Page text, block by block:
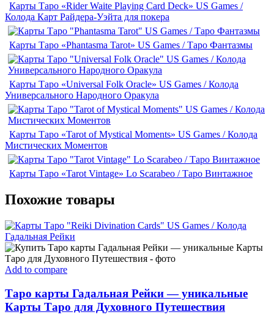
Карты Таро «Rider Waite Playing Card Deck» US Games /
Колода Карт Райдера-Уэйта для покера
Карты Таро «Phantasma Tarot» US Games / Таро Фантазмы
Карты Таро «Universal Folk Oracle» US Games / Колода
Универсального Народного Оракула
Карты Таро «Tarot of Mystical Moments» US Games / Колода
Мистических Моментов
Карты Таро «Tarot Vintage» Lo Scarabeo / Таро Винтажное
Похожие товары
Add to compare
Таро карты Гадальная Рейки — уникальные
Карты Таро для Духовного Путешествия